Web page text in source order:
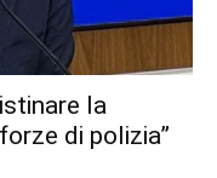
la
di polizia”